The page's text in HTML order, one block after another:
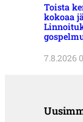
Toista
kokoaa
7.8.2026